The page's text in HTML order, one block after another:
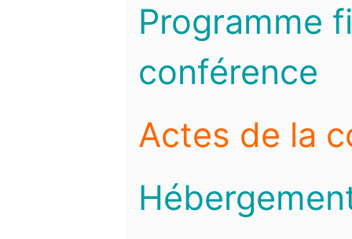
Programme
conférence
Actes de la